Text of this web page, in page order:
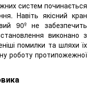
систем починається
Навіть якісний кран
90º не забезпечить
виконано з
помилки та шляхи їх
роботу протипожежної